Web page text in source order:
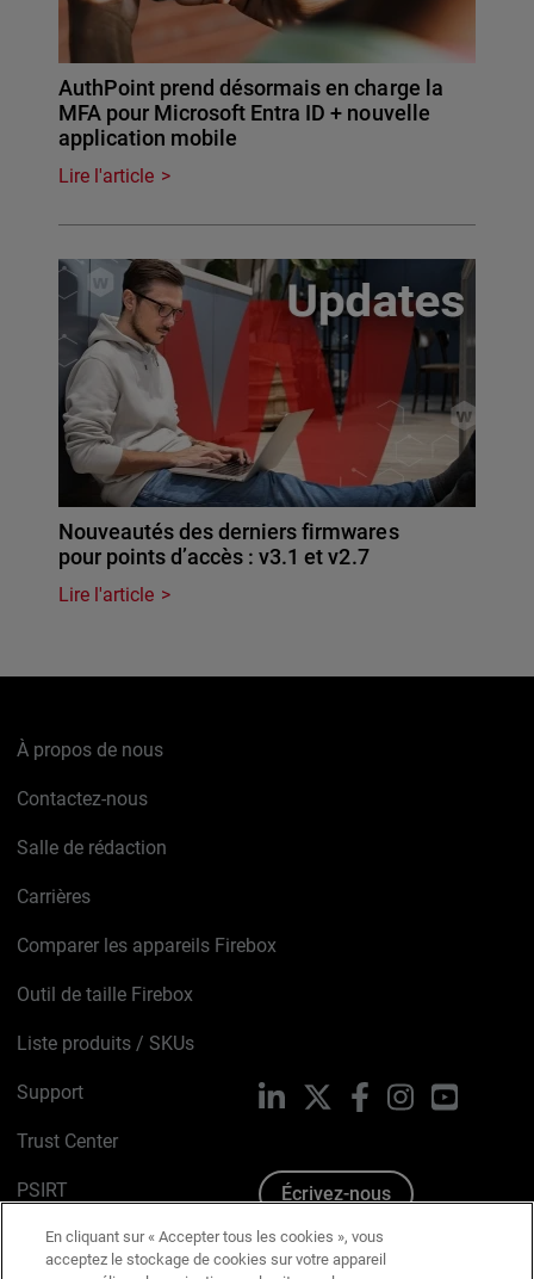
AuthPoint prend désormais en charge la
MFA pour Microsoft Entra ID + nouvelle
application mobile
Lire l'article
Nouveautés des derniers firmwares
pour points d’accès : v3.1 et v2.7
Lire l'article
À propos de nous
Contactez-nous
Salle de rédaction
Carrières
Comparer les appareils Firebox
Outil de taille Firebox
Liste produits / SKUs
Support
Trust Center
PSIRT
Avis sur les cookies
LinkedIn FacebookInstagramYouTube
Écrivez-nous
En cliquant sur « Accepter tous les cookies », vous
acceptez le stockage de cookies sur votre appareil